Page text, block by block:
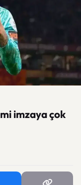
imzaya çok